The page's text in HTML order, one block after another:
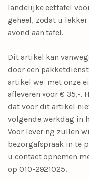
landelijke eettafel
geheel, zodat u
avond aan tafel.
Dit artikel kan
door een
artikel wel met onze
afleveren voor € 35,-.
dat voor dit artikel
volgende werkdag in
Voor levering zullen
bezorgafspraak in te
u contact opnemen
op 010-2921025.